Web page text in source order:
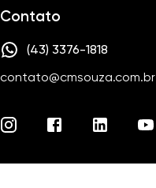
Contato
(43) 3376-1818
contato@cmsouza.com.br